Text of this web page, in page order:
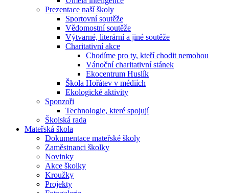
Prezentace naší školy
Sportovní soutěže
Vědomostní soutěže
Výtvarné, literární a jiné soutěže
Charitativní akce
Chodíme pro ty, kteří chodit nemohou
Vánoční charitativní stánek
Ekocentrum Huslík
Škola Hořátev v médiích
Ekologické aktivity
Sponzoři
Technologie, které spojují
Školská rada
Mateřská škola
Dokumentace mateřské školy
Zaměstnanci školky
Novinky
Akce školky
Kroužky
Projekty